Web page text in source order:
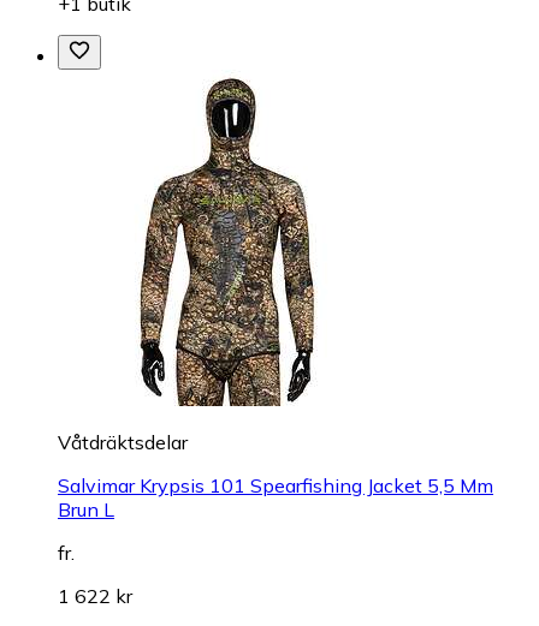
Våtdräktsdelar
Salvimar Krypsis 101 Spearfishing Jacket 5,5 Mm
Brun L
fr.
1 622 kr